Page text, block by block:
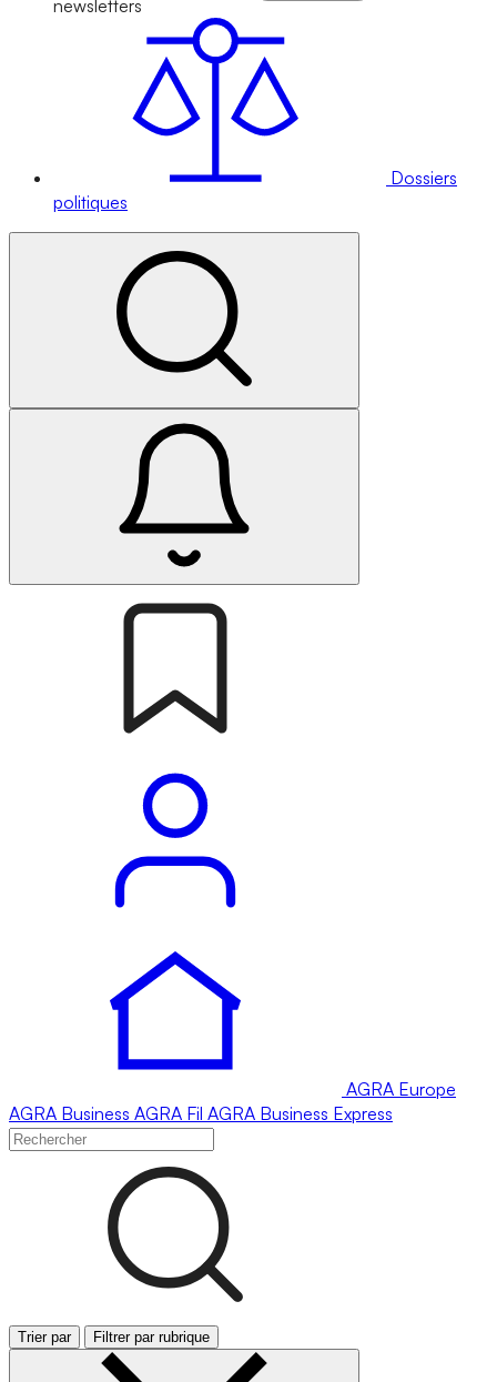
newsletters
Dossiers
politiques
AGRA Europe
AGRA Business AGRA Fil AGRA Business Express
Trier par Filtrer par rubrique